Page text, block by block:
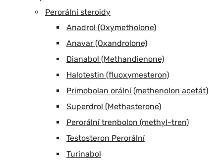
Perorální steroidy
Anadrol (Oxymetholone)
Anavar (Oxandrolone)
Dianabol (Methandienone)
Halotestin (fluoxymesteron)
Primobolan orální (methenolon acetát)
Superdrol (Methasterone)
Perorální trenbolon (methyl-tren)
Testosteron Perorální
Turinabol